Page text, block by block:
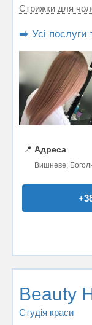
Стрижки для
➡️ Усі послуги
📍 Адреса
Вишневе,
Beauty
Студія краси